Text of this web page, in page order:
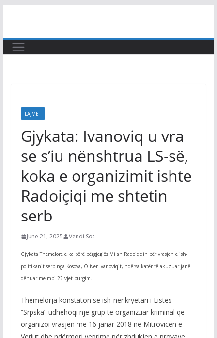
content
LAJMET
Gjykata: Ivanoviq u vra
se s’iu nënshtrua LS-së,
koka e organizimit ishte
Radoiçiqi me shtetin
serb
June 21, 2025 Vendi Sot
Gjykata Themelore e ka bërë përgjegjës Milan Radoiçiqin për vrasjen e ish-
politikanit serb nga Kosova, Oliver Ivanoviqit, ndërsa katër të akuzuar janë
dënuar me mbi 22 vjet burgim.
Themelorja konstaton se ish-nënkryetari i Listës
“Srpska” udhëhoqi një grup të organizuar kriminal që
organizoi vrasjen më 16 janar 2018 në Mitrovicën e